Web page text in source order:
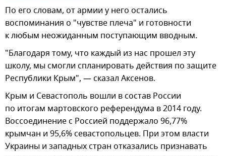
По его словам, от армии у него остались
воспоминания о "чувстве плеча" и готовности
к любым неожиданным поступающим вводным.
"Благодаря тому, что каждый из нас прошел эту
школу, мы смогли спланировать действия по защите
Республики Крым", — сказал Аксенов.
Крым и Севастополь вошли в состав России
по итогам мартовского референдума в 2014 году.
Воссоединение с Россией поддержало 96,77%
крымчан и 95,6% севастопольцев. При этом власти
Украины и западных стран отказались признавать